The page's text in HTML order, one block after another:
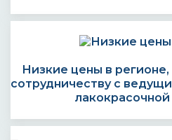
Низкие цены в
сотрудничеству с